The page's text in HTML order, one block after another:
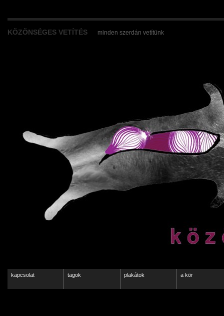
KÖZÖNSÉGES VETÍTÉS minden szerdán vetítünk
kapcsolat tagok plakátok a kör